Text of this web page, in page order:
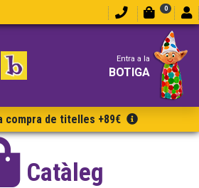
0
Entra a la
BOTIGA
compra de titelles +89€
Catàleg